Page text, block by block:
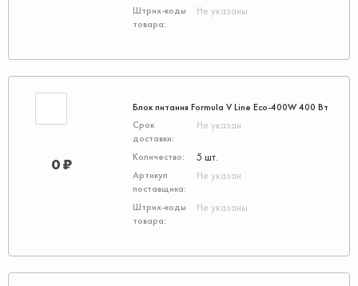
Не указаны
Блок питания Formula V Line Eco-400W 400 Вт
Не указан
5 шт.
Не указан
Не указаны
0 ₽